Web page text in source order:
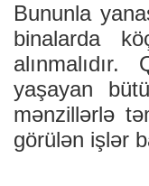
Bununla
binalarda
yaşayan
mənzillərlə
görülən işlər